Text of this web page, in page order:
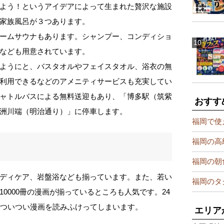
う！というアイデアによって生まれた贅沢な施設
族風呂が３つあります。
ムサウナもあります。シャンプー、コンディショ
ども用意されています。
うにと、バスタオルやフェイスタオル、浴衣の無
用できるなどのアメニティサービスも充実してい
トルバスによる無料送迎もあり、「博多駅（筑紫
川端（明治通り）」に停車します。
ィケア、岩盤浴なども揃っています。また、若い
冊の漫画が揃っているところも人気です。24
いつい漫画を読みふけってしまいます。
おすす
福岡で使
福岡の高
福岡の朝
福岡のタ
エリア